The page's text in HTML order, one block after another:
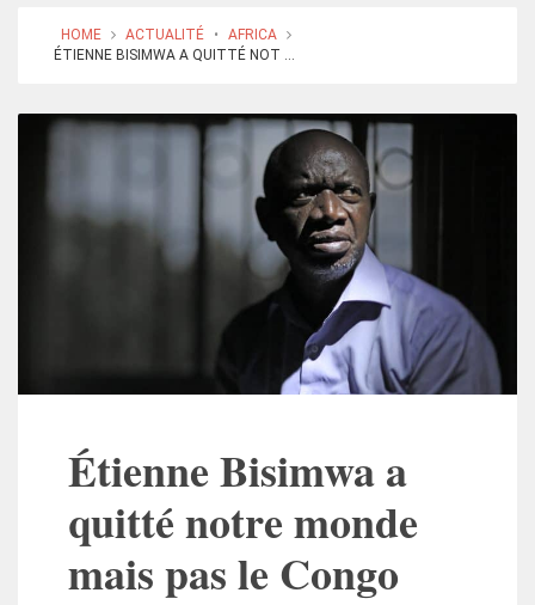
HOME ACTUALITÉ •
AFRICA
ÉTIENNE BISIMWA A QUITTÉ NOT ...
Étienne Bisimwa a
quitté notre monde
mais pas le Congo